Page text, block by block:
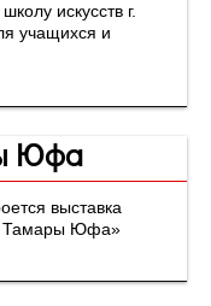
искусств г.
учащихся и
Юфа
выставка
Тамары Юфа»